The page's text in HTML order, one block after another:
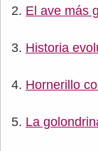
El ave más
Historia
Hornerillo
La